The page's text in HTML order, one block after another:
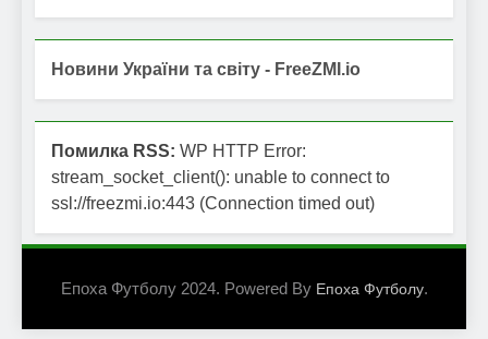
Новини України та світу - FreeZMI.io
Помилка RSS: WP HTTP Error:
stream_socket_client(): unable to connect to
ssl://freezmi.io:443 (Connection timed out)
Епоха Футболу 2024. Powered By Епоха Футболу.